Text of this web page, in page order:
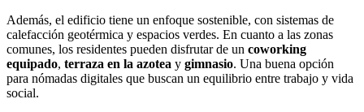
Además, el edificio tiene un enfoque sostenible, con sistemas de
calefacción geotérmica y espacios verdes. En cuanto a las zonas
comunes, los residentes pueden disfrutar de un coworking
equipado, terraza en la azotea y gimnasio. Una buena opción
para nómadas digitales que buscan un equilibrio entre trabajo y vida
social.